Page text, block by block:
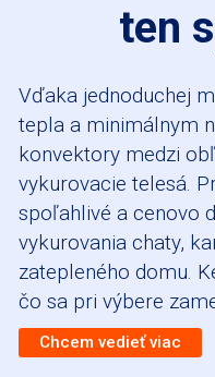
ten
Vďaka jednoduchej
tepla a minimálnym
konvektory medzi
vykurovacie telesá.
spoľahlivé a cenovo
vykurovania chaty,
zatepleného domu.
čo sa pri výbere
Chcem vedieť viac